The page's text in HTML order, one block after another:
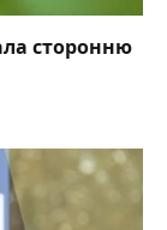
сторонню